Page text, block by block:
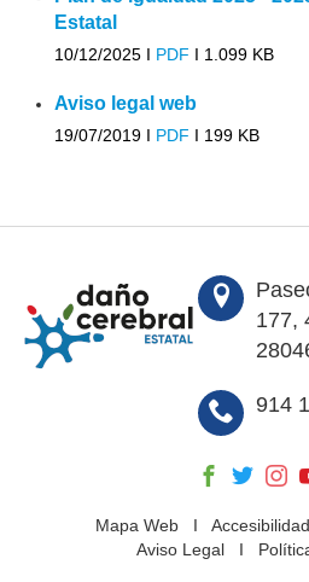
Estatal
10/12/2025 I PDF I 1.099 KB
Aviso legal web
19/07/2019 I PDF I 199 KB
177,
914
Mapa WebI
Aviso Legal I